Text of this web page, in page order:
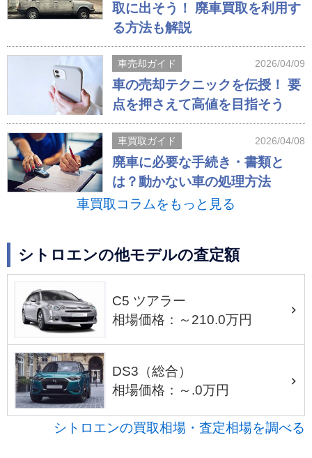
取に出そう！ 廃車買取を利用す
る方法も解説
車売却ガイド 2026/04/09
車の売却テクニックを伝授！ 要
点を押さえて高値を目指そう
車買取ガイド 2026/04/08
廃車に必要な手続き・書類と
は？動かない車の処理方法
車買取コラムをもっと見る
シトロエンの他モデルの査定額
C5 ツアラー
相場価格：～210.0万円
DS3（総合）
相場価格：～.0万円
シトロエンの買取相場・査定相場を調べる